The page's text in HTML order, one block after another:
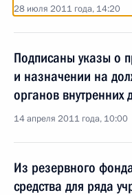
28 июля 2011 года, 14:20
Подписаны указы о
и назначении на
органов внутренних
14 апреля 2011 года, 10:00
Из резервного
средства для ряда